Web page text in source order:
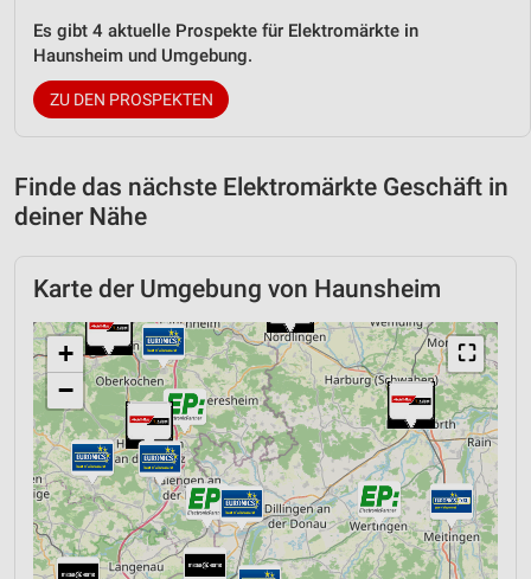
Es gibt 4 aktuelle Prospekte für Elektromärkte in
Haunsheim und Umgebung.
ZU DEN PROSPEKTEN
Finde das nächste Elektromärkte Geschäft in
deiner Nähe
Karte der Umgebung von Haunsheim
⛶
+
−